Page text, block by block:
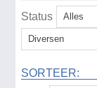
Status
SORTEER: